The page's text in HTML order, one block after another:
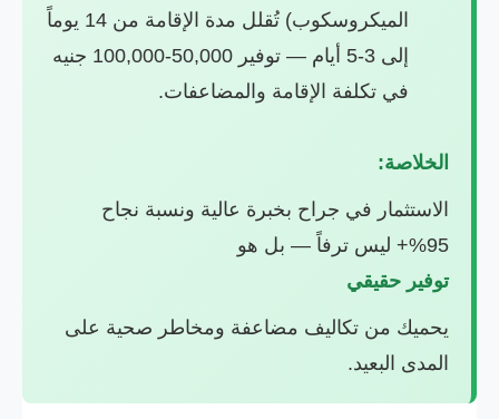
الميكروسكوب) تُقلل مدة الإقامة من 14 يوماً
إلى 3-5 أيام — توفير 50,000-100,000 جنيه
في تكلفة الإقامة والمضاعفات.
الخلاصة:
الاستثمار في جراح بخبرة عالية ونسبة نجاح
95%+ ليس ترفاً — بل هو
توفير حقيقي
يحميك من تكاليف مضاعفة ومخاطر صحية على
المدى البعيد.